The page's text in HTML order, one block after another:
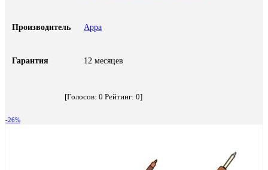
Производитель Appa
Гарантия 12 месяцев
[Голосов: 0 Рейтинг: 0]
-26%